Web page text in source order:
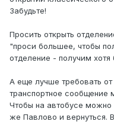
Забудьте!
Просить открыть
"проси большее, чтобы
отделение - получим хотя
А еще лучше требовать
транспортное сообщение
Чтобы на автобусе можно
же Павлово и вернуться.